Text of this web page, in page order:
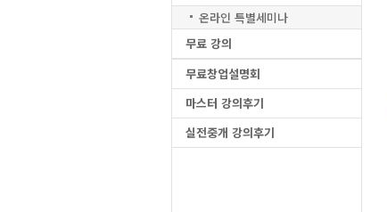
온라인 특별세미나
무료 강의
무료창업설명회
마스터 강의후기
실전중개 강의후기